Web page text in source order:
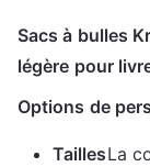
Sacs à bulles
légère pour
Options de
TaillesLa